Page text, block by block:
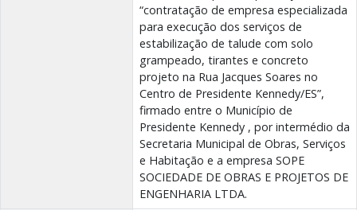
“contratação de empresa especializada
para execução dos serviços de
estabilização de talude com solo
grampeado, tirantes e concreto
projeto na Rua Jacques Soares no
Centro de Presidente Kennedy/ES”,
firmado entre o Município de
Presidente Kennedy , por intermédio da
Secretaria Municipal de Obras, Serviços
e Habitação e a empresa SOPE
SOCIEDADE DE OBRAS E PROJETOS DE
ENGENHARIA LTDA.